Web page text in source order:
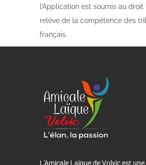
l’Application est soumis au
relève de la compétence des
français.
L'Amicale Laïque de Volvic est